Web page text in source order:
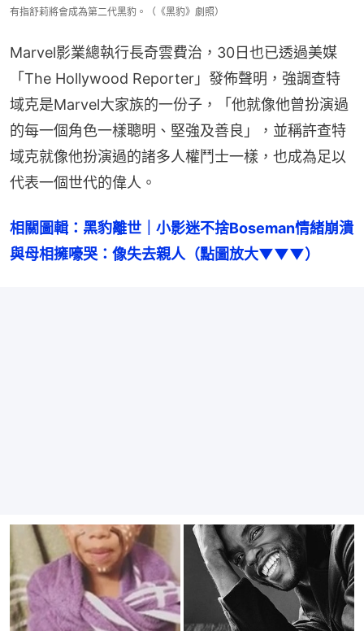
有指舒莉將會成為第二代黑豹。（《黑豹》劇照）
Marvel影業總執行長奇雲費治，30日也已透過美媒
「The Hollywood Reporter」發佈聲明，強調查特
域克是Marvel大家族的一份子，「他就像他曾扮演過
的每一個角色一樣聰明、堅強及善良」，並稱許查特
域克就像他扮演過的諸多人權鬥士一樣，也成為足以
代表一個世代的偉人。
相關圖輯：黑豹離世｜小影迷不捨Boseman情緒崩潰
與母相擁嚎哭：像失去親人（點圖放大▼▼▼）